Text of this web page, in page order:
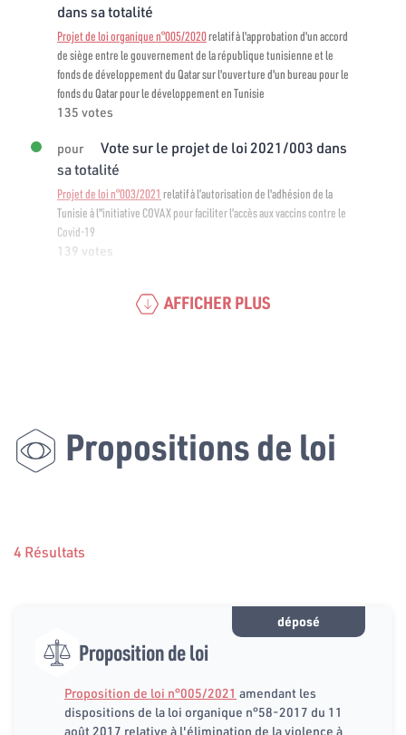
dans sa totalité
Projet de loi organique n°005/2020relatif à l'approbation d'un accord
de siège entre le gouvernement de la république tunisienne et le
fonds de développement du Qatar sur l'ouverture d'un bureau pour le
fonds du Qatar pour le développement en Tunisie
135 votes
pour
Vote sur le projet de loi 2021/003 dans
sa totalité
Projet de loi n°003/2021 relatif à l’autorisation de l'adhésion de la
Tunisie à l"initiative COVAX pour faciliter l'accès aux vaccins contre le
Covid-19
139 votes
AFFICHER PLUS
Propositions de loi
4 Résultats
déposé
Proposition de loi
Proposition de loi n°005/2021 amendant les
dispositions de la loi organique n°58-2017 du 11
août 2017 relative à l'élimination de la violence à